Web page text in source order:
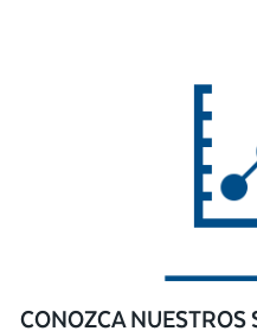
CONOZCA NUESTROS